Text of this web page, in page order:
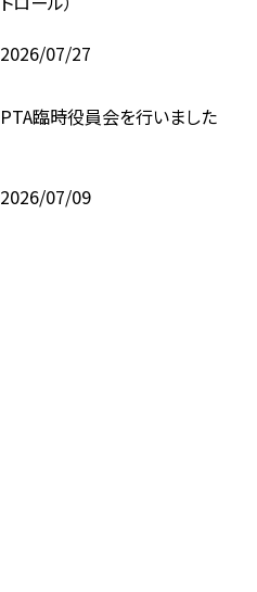
2026/07/27
PTA臨時役員会を行いました
2026/07/09